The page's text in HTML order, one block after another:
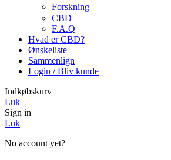
Forskning
CBD
F.A.Q
Hvad er CBD?
Ønskeliste
Sammenlign
Login / Bliv kunde
Indkøbskurv
Luk
Sign in
Luk
No account yet?